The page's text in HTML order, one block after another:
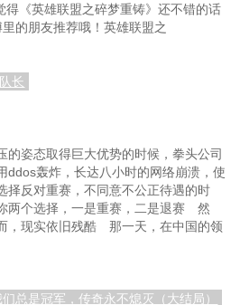
《英雄联盟之碎梦重铸》还不错的话
的朋友推荐哦！英雄联盟之
长
的姿态取得巨大优势的时候，拳头公司
ddos轰炸，长达八小时的网络崩溃，使
反对重赛，不同意不公正待遇的时
两个选择，一是重赛，二是退赛 然
现实依旧残酷 那一天，在中国的领
总是冠军，传奇永不熄灭（大结局）